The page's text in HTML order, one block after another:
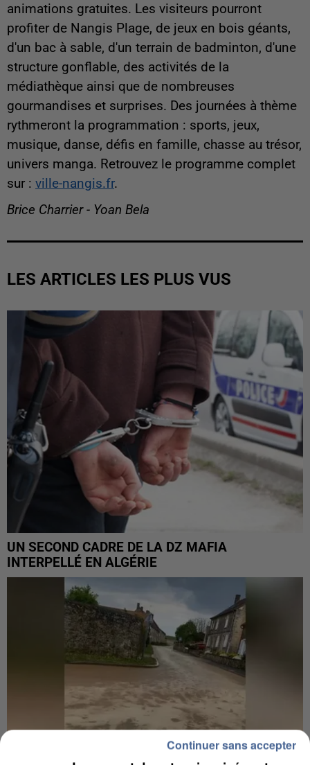
animations gratuites. Les visiteurs pourront
profiter de Nangis Plage, de jeux en bois géants,
d'un bac à sable, d'un terrain de badminton, d'une
structure gonflable, des activités de la
médiathèque ainsi que de nombreuses
gourmandises et surprises. Des journées à thème
rythmeront la programmation : sports, jeux,
musique, danse, défis en famille, chasse au trésor,
univers manga. Retrouvez le programme complet
sur : ville-nangis.fr.
Brice Charrier - Yoan Bela
LES ARTICLES LES PLUS VUS
UN SECOND CADRE DE LA DZ MAFIA
INTERPELLÉ EN ALGÉRIE
Continuer sans accepter